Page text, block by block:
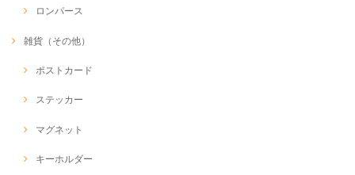
ロンパース
雑貨（その他）
ポストカード
ステッカー
マグネット
キーホルダー